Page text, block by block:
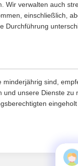
Wir verwalten auch
einschließlich,
Durchführung
sind,
und unsere Dienste zu
eingeholt